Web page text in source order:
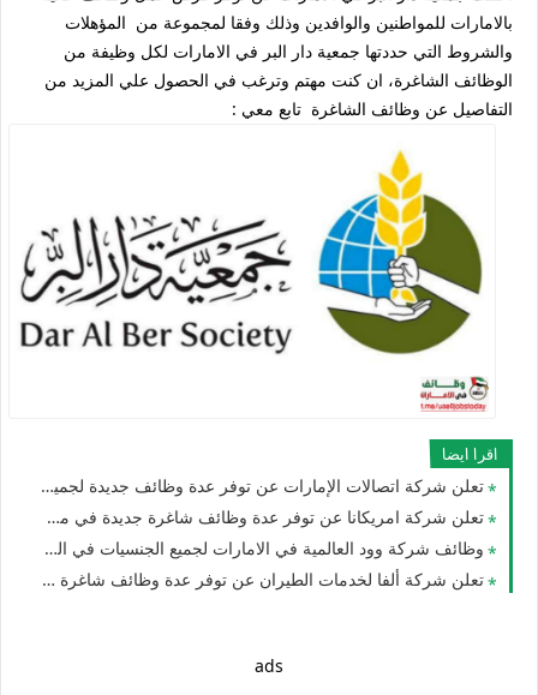
بالامارات للمواطنين والوافدين وذلك وفقا لمجموعة من المؤهلات
والشروط التي حددتها جمعية دار البر في الامارات لكل وظيفة من
الوظائف الشاغرة، ان كنت مهتم وترغب في الحصول علي المزيد من
التفاصيل عن وظائف الشاغرة تابع معي :
اقرا ايضا
تعلن شركة اتصالات الإمارات عن توفر عدة وظائف جديدة لجميع الجنسيات
تعلن شركة امريكانا عن توفر عدة وظائف شاغرة جديدة في مختلف التخصصات للجنسيين في الامارات
وظائف شركة وود العالمية في الامارات لجميع الجنسيات في العديد من التخصصات
تعلن شركة ألفا لخدمات الطيران عن توفر عدة وظائف شاغرة جديدة في مختلف التخصصات للوافدين والمقيمين في الشارقة
ads